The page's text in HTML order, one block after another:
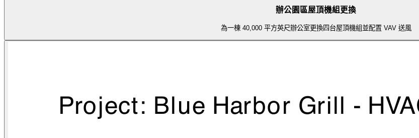
辦公園區屋頂機組更換
為一棟 40,000 平方英尺辦公室更換四台屋頂機組並配置 VAV 送風